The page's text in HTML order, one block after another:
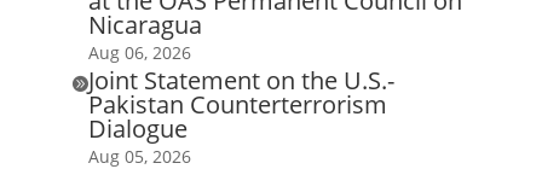
Nicaragua
Aug 06, 2026
Joint Statement on the U.S.-
Pakistan Counterterrorism
Dialogue
Aug 05, 2026